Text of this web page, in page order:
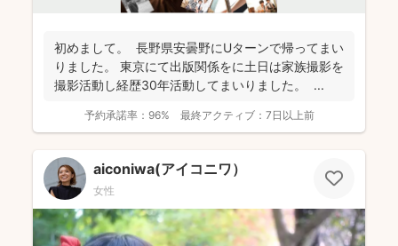
初めまして。 長野県安曇野にUターンで帰ってまい
りました。 東京にて出版関係をに土日は家族撮影を
撮影活動し経歴30年活動してまいりました。 ...
予約承諾率： 96% 最終アクティブ： 7日以上前
aiconiwa(アイコニワ）
女性